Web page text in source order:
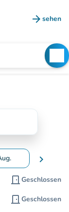
arrow_forward sehen
(new
um Daten zu
chevron_right
door_front Geschlossen
door_front Geschlossen